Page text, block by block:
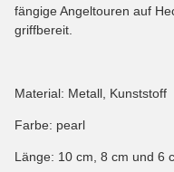
fängige Angeltouren auf
griffbereit.
Material: Metall, Kunststoff
Farbe: pearl
Länge: 10 cm, 8 cm und 6